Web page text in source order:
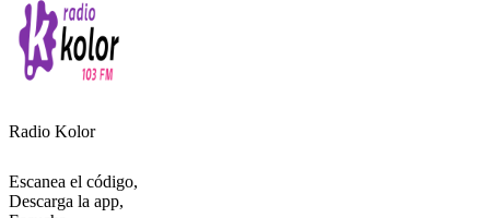
Radio Kolor
Escanea el código,
Descarga la app,